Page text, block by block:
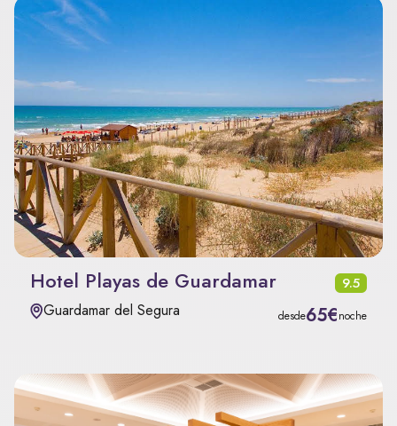
Hotel Playas de Guardamar 9.5
Guardamar del Segura desde65€noche